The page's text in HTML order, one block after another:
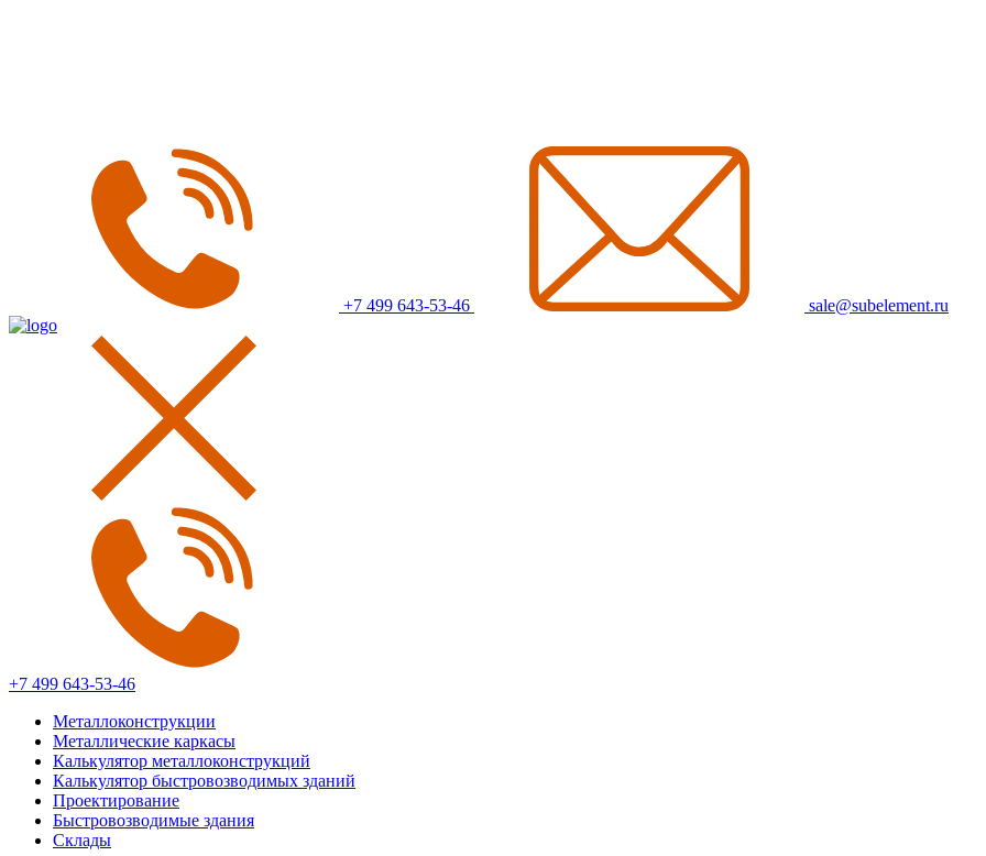
+7 499 643-53-46 sale@subelement.ru
+7 499 643-53-46
Металлоконструкции
Металлические каркасы
Калькулятор металлоконструкций
Калькулятор быстровозводимых зданий
Проектирование
Быстровозводимые здания
Склады